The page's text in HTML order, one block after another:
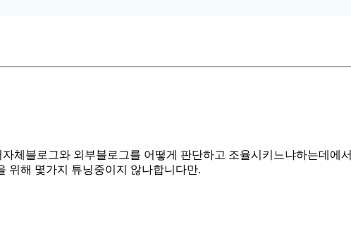
체블로그와 외부블로그를 어떻게 판단하고 조율시키느냐하는데에서
위해 몇가지 튜닝중이지 않나합니다만.